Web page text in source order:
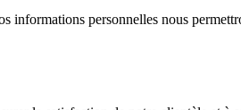
informations personnelles nous